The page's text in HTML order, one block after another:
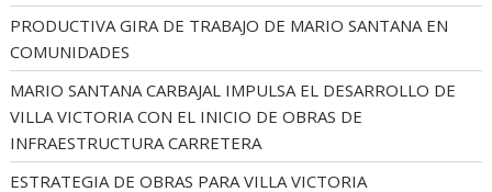
PRODUCTIVA GIRA DE TRABAJO DE MARIO SANTANA EN
COMUNIDADES
MARIO SANTANA CARBAJAL IMPULSA EL DESARROLLO DE
VILLA VICTORIA CON EL INICIO DE OBRAS DE
INFRAESTRUCTURA CARRETERA
ESTRATEGIA DE OBRAS PARA VILLA VICTORIA